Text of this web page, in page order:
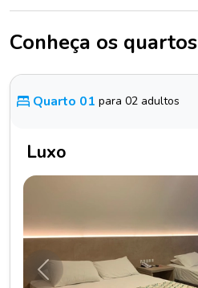
Conheça os quartos
Quarto 01 para 02 adultos
Luxo
Anterior